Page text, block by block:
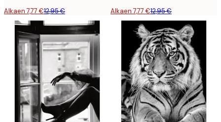
Alkaen 7,77 €12,95 € Alkaen 7,77 €12,95 €